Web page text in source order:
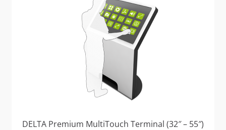
DELTA Premium MultiTouch Terminal (32″ – 55″)